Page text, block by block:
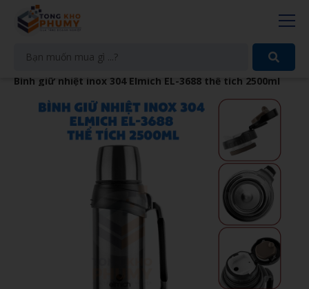
Bình giữ nhiệt inox 304 Elmich EL-3688 thể tích 2500ml